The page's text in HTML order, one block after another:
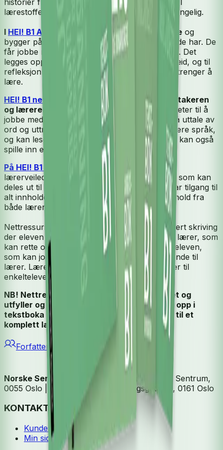
lærestoffet og gjør det mer interessant og tilgjengelig.
I HEI! B1 Arbeidsbok starter vi med det kjente og
bygger på den kunnskapen deltarkerne allerede har. De
får jobbe med varierte oppgaver til lærestoffet. Det
legges opp til mye kommunikasjon og samarbeid, og til
refleksjon rundt det man har lært og det man trenger å
lære.
HEI! B1 nettsted
har mye innhold til både deltakeren
og læreren.
Her får deltakerne mange muligheter til å
jobbe med oppgaver til hver leksjon og øve på uttale av
ord og uttrykk. De har tilgang til ordlister på flere språk,
og kan lese og høre på tekstboka. Deltakerne kan også
spille inn egen lyd og høre på seg selv.
På HEI! B1 Lærernettsteder det tavlebøker,
lærerveiledning og ekstra lærestoff og prøver som kan
deles ut til deltakerne etter behov. Læreren har tilgang til
alt innholdet i HEI! B1 og kan se og bruke innhold fra
både lærer- og elevdelen.
Nettressursen er tilrettelagt for prosessorientert skriving
der eleven kan levere skriftlige besvarelser til lærer, som
kan rette og kommentere og sende tilbake til eleven,
som kan jobbe videre med teksten og igjen sende til
lærer. Lærer kan også lage og tildele oppgaver til
enkeltelever og grupper.
NB! Nettressursen er en viktig del av verket og
utfyller og jobber videre med tema som tas opp i
tekstboka og arbeidsboka. Den gjør HEI! B1 til et
komplett læreverk.
Forfatter
Norske Serier
| Postadresse: Postboks 1900 Sentrum,
0055 Oslo | Besøksadresse: Stortingsgata 28, 0161 Oslo
KONTAKT OSS
Kundeservice
Min side